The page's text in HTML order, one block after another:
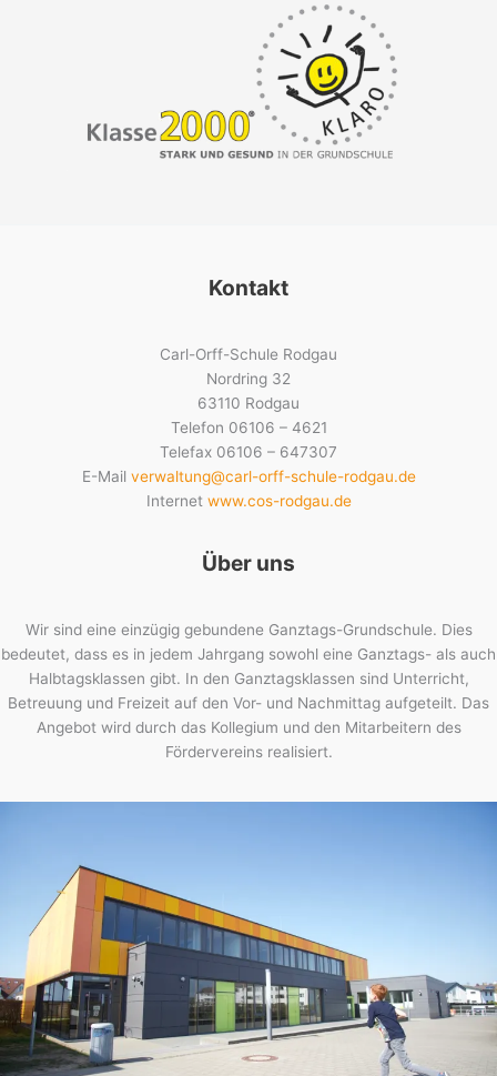
Kontakt
Carl-Orff-Schule Rodgau
Nordring 32
63110 Rodgau
Telefon 06106 – 4621
Telefax 06106 – 647307
E-Mail verwaltung@carl-orff-schule-rodgau.de
Internet www.cos-rodgau.de
Über uns
Wir sind eine einzügig gebundene Ganztags-Grundschule. Dies
bedeutet, dass es in jedem Jahrgang sowohl eine Ganztags- als auch
Halbtagsklassen gibt. In den Ganztagsklassen sind Unterricht,
Betreuung und Freizeit auf den Vor- und Nachmittag aufgeteilt. Das
Angebot wird durch das Kollegium und den Mitarbeitern des
Fördervereins realisiert.